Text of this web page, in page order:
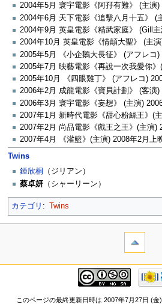
2004年5月 寰宇電影《阿孖有難》 (主演)
2004年6月 天下電影《追擊八月十五》 (
2004年9月 英皇電影《精武家庭》 (Gill
2004年10月 英皇電影《情顛大聖》 (主
2005年5月 《小企鵝大長征》 (アフレコ
2005年7月 映藝電影《再說一次我愛你
2005年10月 《四眼雞丁》 (アフレコ)
2006年2月 成龍電影《寶貝計劃》 (客演)
2006年3月 寰宇電影《妄想》 (主演)
2007年1月 新時代電影《甜心粉絲王》(
2007年2月 尚品電影《戲王之王》(主演)
2007年4月 《灌籃》(主演) 2008年2月上
Twins
鍾欣桐
（ジリアン）
蔡卓妍 （シャーリーン）
カテゴリ : Twins
このページの最終更新日時は 2007年7月27日 (金)